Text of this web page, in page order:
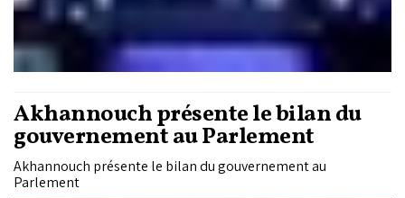
Akhannouch présente le bilan du
gouvernement au Parlement
Akhannouch présente le bilan du gouvernement au
Parlement